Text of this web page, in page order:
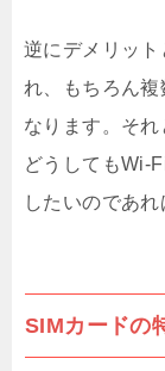
逆にデメリッ
れ、もちろん複
なります。そ
どうしてもWi-
したいのであ
SIMカードの